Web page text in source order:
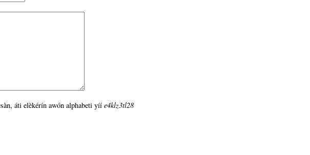
áti elèkérín awón alphabeti yíí e4klz3tl28